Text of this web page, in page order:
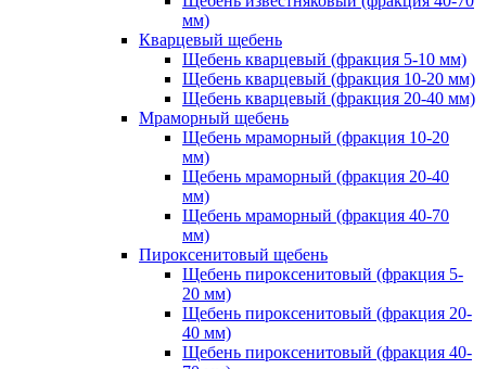
мм)
Кварцевый щебень
Щебень кварцевый (фракция 5-10 мм)
Щебень кварцевый (фракция 10-20 мм)
Щебень кварцевый (фракция 20-40 мм)
Мраморный щебень
Щебень мраморный (фракция 10-20
мм)
Щебень мраморный (фракция 20-40
мм)
Щебень мраморный (фракция 40-70
мм)
Пироксенитовый щебень
Щебень пироксенитовый (фракция 5-
20 мм)
Щебень пироксенитовый (фракция 20-
40 мм)
Щебень пироксенитовый (фракция 40-